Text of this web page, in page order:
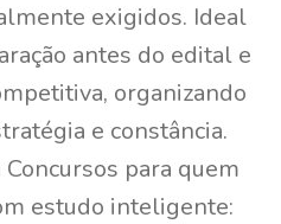
exigidos. Ideal
antes do edital e
organizando
e constância.
para quem
estudo inteligente: